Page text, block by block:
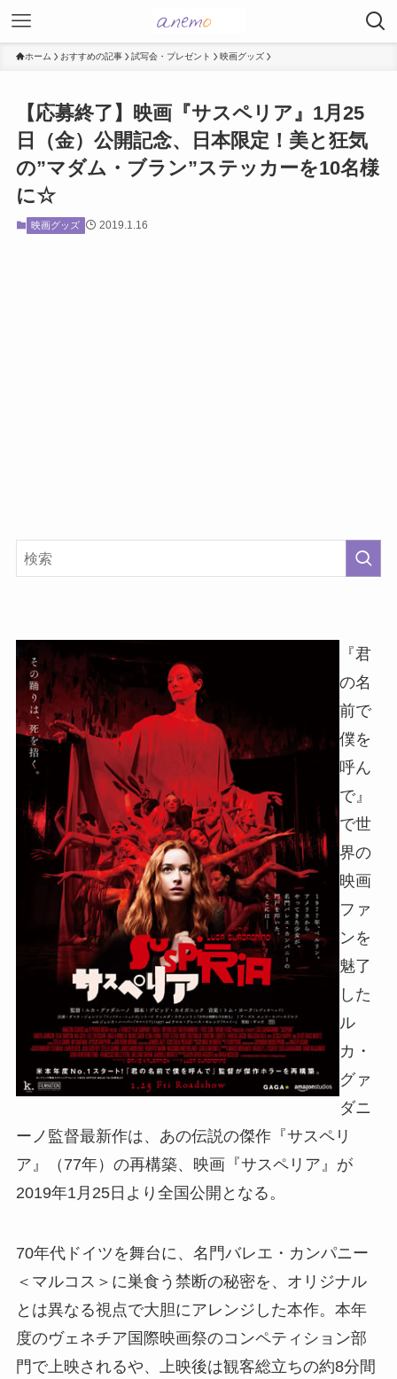
ホーム おすすめの記事 試写会・プレゼント 映画グッズ
【応募終了】映画『サスペリア』1月25
日（金）公開記念、日本限定！美と狂気
の”マダム・ブラン”ステッカーを10名様
に☆
映画グッズ 2019.1.16
『君
の名
前で
僕を
呼ん
で』
で世
界の
映画
ファ
ンを
魅了
した
ル
カ・
グァ
ダニ
ーノ監督最新作は、あの伝説の傑作『サスペリ
ア』（77年）の再構築、映画『サスペリア』が
2019年1月25日より全国公開となる。
70年代ドイツを舞台に、名門バレエ・カンパニー
＜マルコス＞に巣食う禁断の秘密を、オリジナル
とは異なる視点で大胆にアレンジした本作。本年
度のヴェネチア国際映画祭のコンペティション部
門で上映されるや、上映後は観客総立ちの約8分間